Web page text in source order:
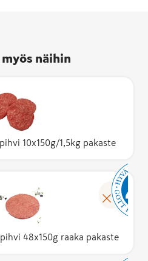
näihin
10x150g/1,5kg pakaste
48x150g raaka pakaste